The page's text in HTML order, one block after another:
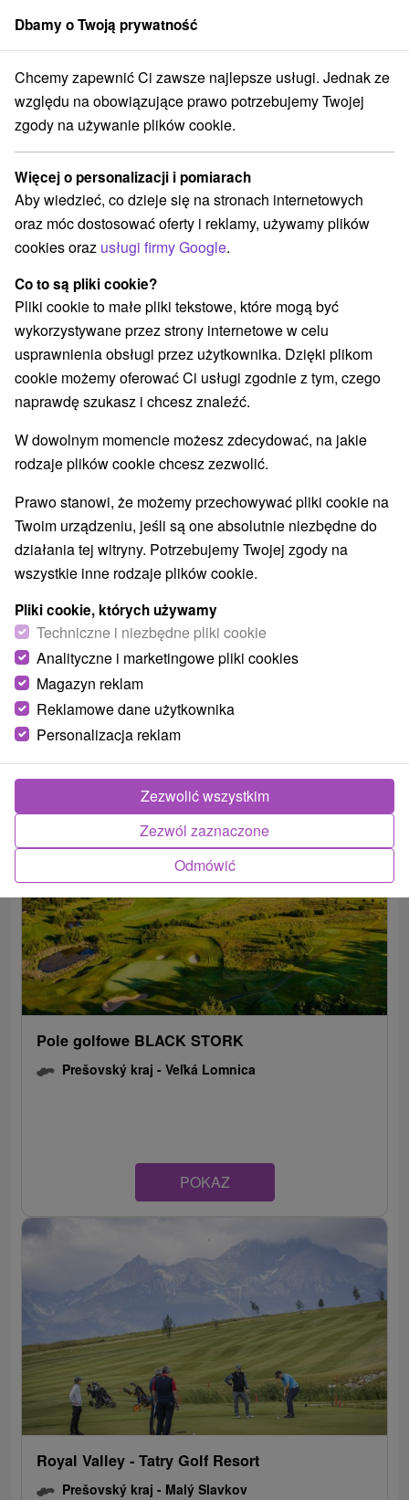
członek grupySorger
Atrakcje na Słowacji Pola golfowe w Tatrach
Pola golfowe w Tatrach
Kategorie
Wszystkie kategorie
Zamki(1)
Areny laserowe i paintball(3)
Wieże obserwacyjne i chodniki
Zamki, pałace, ruiny(3)
Loty widokowe i rejsy wycieczkowe (1) Sporty(11)
Jazda konna(3) Skanseny(6) Chaty górskie(19)
Ośrodki i miasteczka dziecięce(8)
Obiekty architektoniczne(2) Ośrodek narciarski
Parki miejskie i zamkowe
Pola golfowe (3) Amfiteatry i kina w przyrodzie(2)
Túry a turistické chodníky(53) Escaperoom
Atrakcje z adrenaliną(21) Atrakcje turystyczne (29)
Muzea i galerie(15)
Ogrody zoologiczne i fermy zwierząt (1)
Ogrody botaniczne(2)
Jeziora, jeziora, zbiorniki wodne
Atrakcje dla dzieci(52) Zabytki techniki
Wodospady(14) Kościoły drewniane(3)
Aquaparki, baseny(8)
Wsie i miasta
Malý Slavkov(1) Veľká Lomnica(1)
Pole golfowe BLACK STORK
Prešovský kraj -Veľká Lomnica
POKAZ
Royal Valley - Tatry Golf Resort
Prešovský kraj - Malý Slavkov
Dbamy o Twoją prywatność
Chcemy zapewnić Ci zawsze najlepsze usługi. Jednak ze
względu na obowiązujące prawo potrzebujemy Twojej
zgody na używanie plików cookie.
Więcej o personalizacji i pomiarach
Aby wiedzieć, co dzieje się na stronach internetowych
oraz móc dostosować oferty i reklamy, używamy plików
cookies oraz usługi firmy Google.
Co to są pliki cookie?
Pliki cookie to małe pliki tekstowe, które mogą być
wykorzystywane przez strony internetowe w celu
usprawnienia obsługi przez użytkownika. Dzięki plikom
cookie możemy oferować Ci usługi zgodnie z tym, czego
naprawdę szukasz i chcesz znaleźć.
W dowolnym momencie możesz zdecydować, na jakie
rodzaje plików cookie chcesz zezwolić.
Prawo stanowi, że możemy przechowywać pliki cookie na
Twoim urządzeniu, jeśli są one absolutnie niezbędne do
działania tej witryny. Potrzebujemy Twojej zgody na
wszystkie inne rodzaje plików cookie.
Pliki cookie, których używamy
Techniczne i niezbędne pliki cookie
Analityczne i marketingowe pliki cookies
Magazyn reklam
Reklamowe dane użytkownika
Personalizacja reklam
Odmówić
Zezwól zaznaczone
Zezwolić wszystkim